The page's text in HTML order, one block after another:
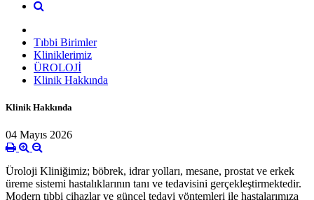
Tıbbi Birimler
Kliniklerimiz
ÜROLOJİ
Klinik Hakkında
Klinik Hakkında
04 Mayıs 2026
Üroloji Kliniğimiz; böbrek, idrar yolları, mesane, prostat ve erkek
üreme sistemi hastalıklarının tanı ve tedavisini gerçekleştirmektedir.
Modern tıbbi cihazlar ve güncel tedavi yöntemleri ile hastalarımıza